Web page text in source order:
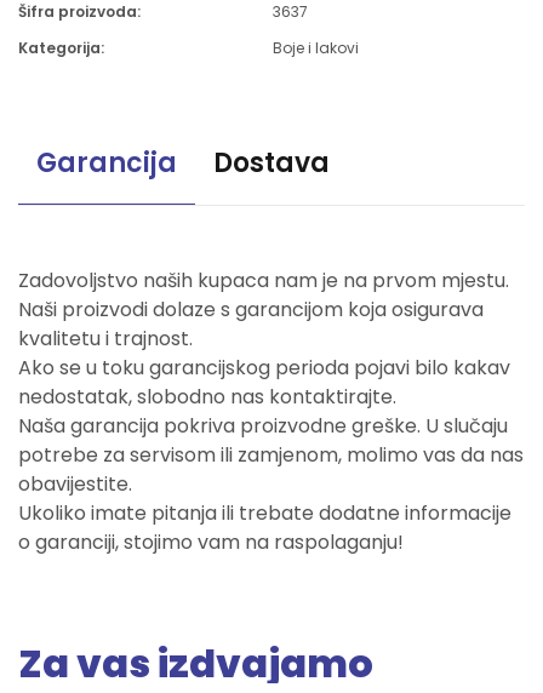
Šifra proizvoda:
3637
Kategorija:
Boje i lakovi
Garancija Dostava
Zadovoljstvo naših kupaca nam je na prvom mjestu.
Naši proizvodi dolaze s garancijom koja osigurava
kvalitetu i trajnost.
Ako se u toku garancijskog perioda pojavi bilo kakav
nedostatak, slobodno nas kontaktirajte.
Naša garancija pokriva proizvodne greške. U slučaju
potrebe za servisom ili zamjenom, molimo vas da nas
obavijestite.
Ukoliko imate pitanja ili trebate dodatne informacije
o garanciji, stojimo vam na raspolaganju!
Za vas izdvajamo